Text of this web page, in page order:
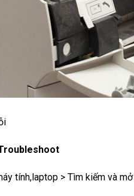
tính,laptop > Tìm kiếm và mở